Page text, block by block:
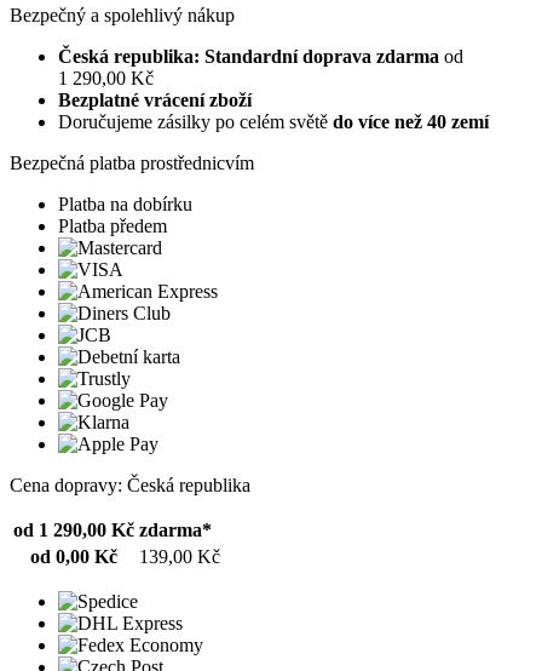
Bezpečný a spolehlivý nákup
Česká republika: Standardní doprava zdarma od
1 290,00 Kč
Bezplatné vrácení zboží
Doručujeme zásilky po celém světě do více než 40 zemí
Bezpečná platba prostřednicvím
Platba na dobírku
Platba předem
Cena dopravy: Česká republika
od 1 290,00 Kč zdarma*
od 0,00 Kč
139,00 Kč